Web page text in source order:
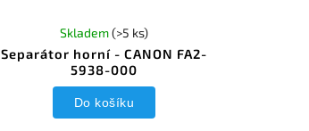
Separátor horní - CANON FA2-
5938-000
Skladem(>5 ks)
Do košíku